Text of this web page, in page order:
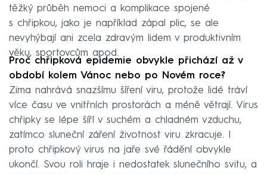
těžký průběh nemoci a komplikace spojené
s chřipkou, jako je například zápal plic, se ale
nevyhýbají ani zcela zdravým lidem v produktivním
věku, sportovcům apod.
Proč chřipková epidemie obvykle přichází až v
období kolem Vánoc nebo po Novém roce?
Zima nahrává snazšímu šíření viru, protože lidé tráví
více času ve vnitřních prostorách a méně větrají. Virus
chřipky se lépe šíří v suchém a chladném vzduchu,
zatímco sluneční záření životnost viru zkracuje. I
proto chřipkový virus na jaře své řádění obvykle
ukončí. Svou roli hraje i nedostatek slunečního svitu, a